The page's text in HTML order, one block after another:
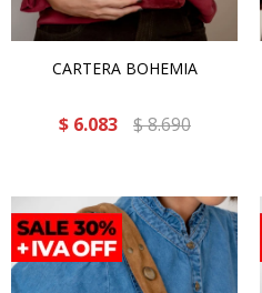
CARTERA BOHEMIA
$ 6.083 $8.690